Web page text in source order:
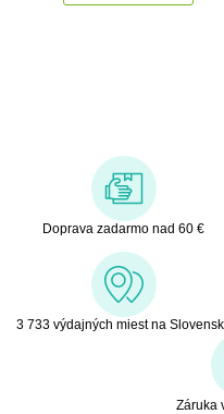
Doprava zadarmo nad 60 €
3 733 výdajných miest na
Záruka